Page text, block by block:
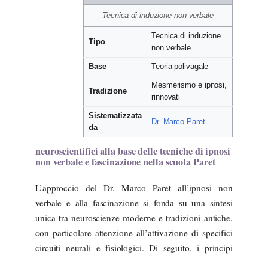
Tecnica di induzione non verbale
Tipo
Tecnica di induzione
non verbale
Base Teoria polivagale
Tradizione
Mesmerismo e ipnosi,
rinnovati
Sistematizzata
da
Dr. Marco Paret
neuroscientifici alla base delle tecniche di ipnosi
non verbale e fascinazione nella scuola Paret
L’approccio del Dr. Marco Paret all’ipnosi non
verbale e alla fascinazione si fonda su una sintesi
unica tra neuroscienze moderne e tradizioni antiche,
con particolare attenzione all’attivazione di specifici
circuiti neurali e fisiologici. Di seguito, i principi